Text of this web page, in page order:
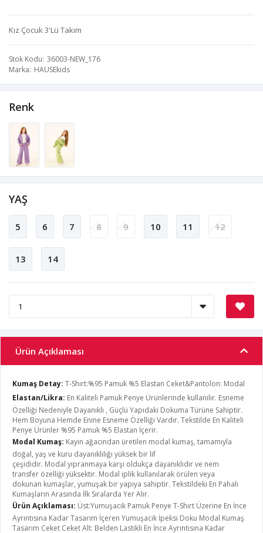
Kız Çocuk 3'Lü Takım
Stok Kodu 36003-NEW_176
Marka HAUSEkids
Renk
YAŞ
5 6 7 8 9 10 11 12
13 14
Ürün Açıklaması
Kumaş Detay: T-Shırt:%95 Pamuk %5 Elastan Ceket&Pantolon: Modal
Elastan/Likra: En Kaliteli Pamuk Penye Ürünlerinde kullanılır. Esneme
Özelliği Nedeniyle Dayanıklı , Güçlü Yapıdaki Dokuma Türüne Sahiptir.
Hem Boyuna Hemde Enine Esneme Özelliği Vardır. Tekstilde En Kaliteli
Penye Ürünler %95 Pamuk %5 Elastan İçerir.
Modal Kumaş: Kayın ağacından üretilen modal kumaş, tamamıyla
doğal, yaş ve kuru dayanıklılığı yüksek bir lif
çeşididir. Modal yıpranmaya karşı oldukça dayanıklıdır ve nem
transfer özelliği yüksektir. Modal iplik kullanılarak örülen veya
dokunan kumaşlar, yumuşak bir yapıya sahiptir. Tekstildeki En Pahalı
Kumaşların Arasında İlk Sıralarda Yer Alır.
Ürün Açıklaması: Üst:Yumuşacık Pamuk Penye T-Shırt Üzerine En İnce
Ayrıntısına Kadar Tasarım İçeren Yumuşacık İpeksi Doku Modal Kumaş
Tasarım Ceket Ceket Alt: Belden Lastikli En İnce Ayrıntısına Kadar